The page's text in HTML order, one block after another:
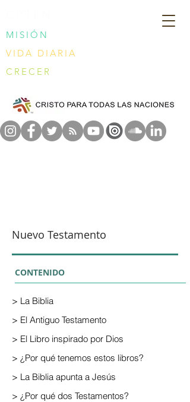
MISIÓN
VIDA DIARIA
CRECER
Nuevo Testamento
CONTENIDO
> La Biblia
> El Antiguo Testamento
> El Libro inspirado por Dios
> ¿Por qué tenemos estos libros?
> La Biblia apunta a Jesús
> ¿Por qué dos Testamentos?